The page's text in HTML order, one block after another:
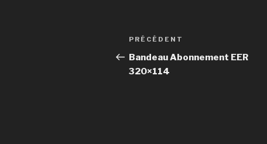
Navigation
de
l’article
Article
précédent
PRÉCÉDENT
Bandeau Abonnement EER
320×114